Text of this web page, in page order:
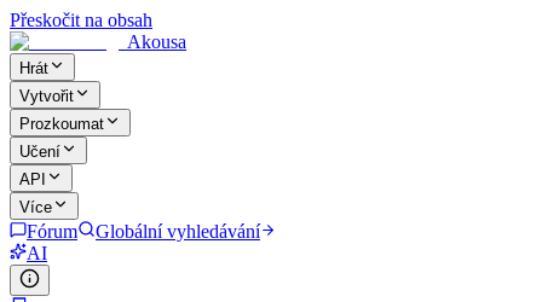
Přeskočit na obsah
Akousa
Hrát
Vytvořit
Prozkoumat
Učení
API
Více
Fórum
Globální vyhledávání
AI